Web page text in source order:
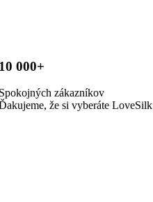
000+
zákazníkov
že si vyberáte LoveSilk